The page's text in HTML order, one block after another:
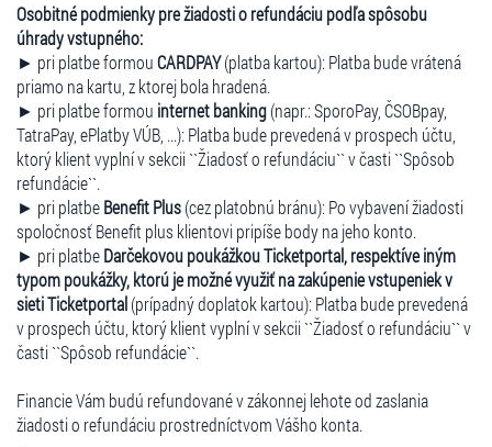
Osobitné podmienky pre žiadosti o refundáciu podľa spôsobu
úhrady vstupného:
► pri platbe formouCARDPAY(platba kartou): Platba bude vrátená
priamo na kartu, z ktorej bola hradená.
► pri platbe formou internet banking(napr.: SporoPay, ČSOBpay,
TatraPay, ePlatby VÚB, ...): Platba bude prevedená v prospech účtu,
ktorý klient vyplní v sekcii ``Žiadosť o refundáciu`` v časti ``Spôsob
refundácie``.
► pri platbeBenefit Plus(cez platobnú bránu): Po vybavení žiadosti
spoločnosť Benefit plus klientovi pripíše body na jeho konto.
► pri platbeDarčekovou poukážkou Ticketportal, respektíve iným
typom poukážky, ktorú je možné využiť na zakúpenie vstupeniek v
sieti Ticketportal(prípadný doplatok kartou): Platba bude prevedená
v prospech účtu, ktorý klient vyplní v sekcii ``Žiadosť o refundáciu`` v
časti ``Spôsob refundácie``.
Financie Vám budú refundované v zákonnej lehote od zaslania
žiadosti o refundáciu prostredníctvom Vášho konta.